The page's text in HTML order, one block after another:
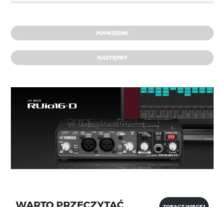
POPRZEDNI
NASTĘPNY
WARTO PRZECZYTAĆ